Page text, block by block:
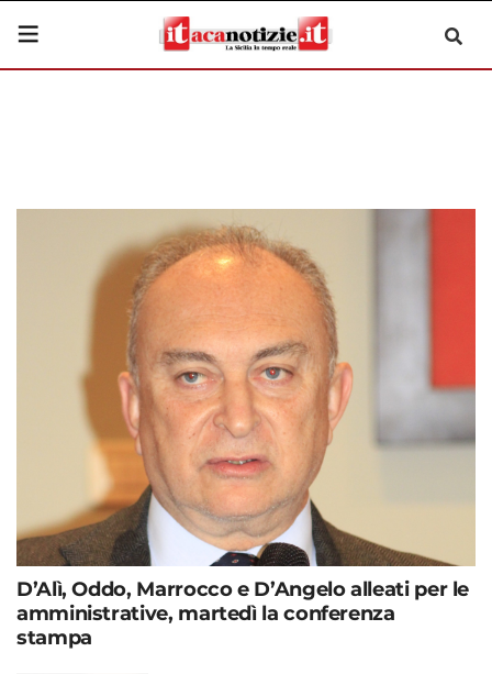
D’Alì, Oddo, Marrocco e D’Angelo alleati per le
amministrative, martedì la conferenza
stampa